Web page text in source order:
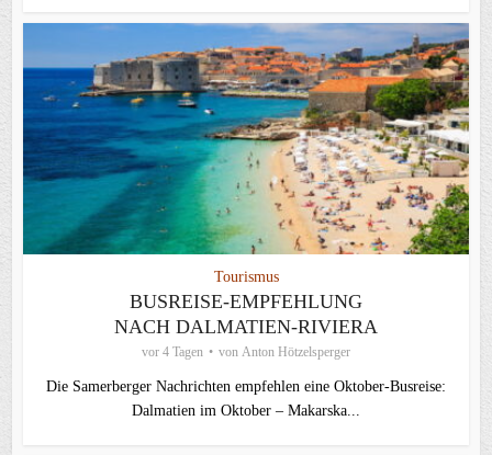
Tourismus
BUSREISE-EMPFEHLUNG
NACH DALMATIEN-RIVIERA
vor 4 Tagen von Anton Hötzelsperger
Die Samerberger Nachrichten empfehlen eine Oktober-Busreise:
Dalmatien im Oktober – Makarska...